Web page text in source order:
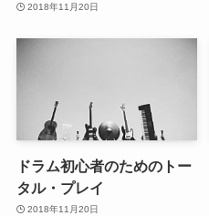
2018年11月20日
ドラム初心者のためのトー
タル・プレイ
2018年11月20日